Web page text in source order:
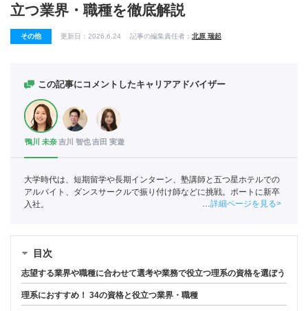
立つ業界・職種を徹底解説
その他 更新日： 2026.6.24 記事の編集責任者： 北原 瑞起
この記事にコメントしたキャリアアドバイザー
鴨川 未奈吉川 智也吉田 実遊
大学時代は、短期留学や長期インターン、塾講師と五つ星ホテルでの
アルバイト、ダンスサークルで振り付け師などに挑戦。ポートに新卒
入社。
詳細ページを見る
目次
志望する業界や職種に合わせて選考や業務で役立つ理系の資格を選ぼう
理系におすすめ！ 34の資格と役立つ業界・職種